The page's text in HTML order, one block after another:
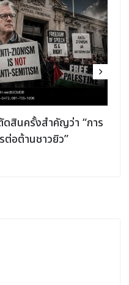
สินครั้งสำคัญว่า “การ
ต่อต้านชาวยิว”